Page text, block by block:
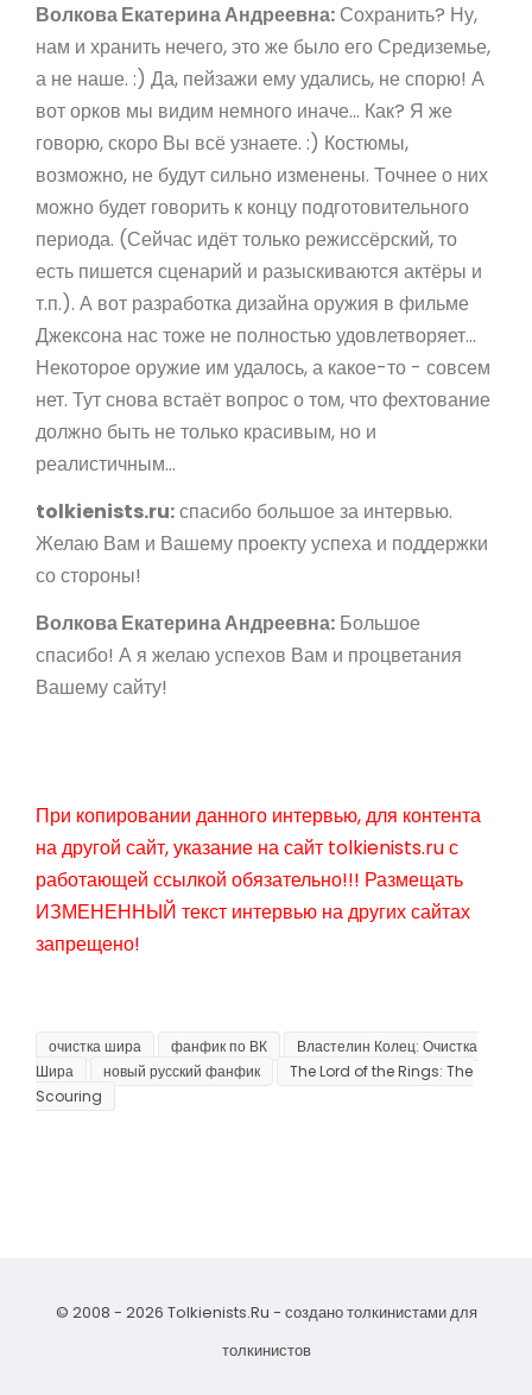
Волкова Екатерина Андреевна: Сохранить? Ну,
нам и хранить нечего, это же было его Средиземье,
а не наше. :) Да, пейзажи ему удались, не спорю! А
вот орков мы видим немного иначе... Как? Я же
говорю, скоро Вы всё узнаете. :) Костюмы,
возможно, не будут сильно изменены. Точнее о них
можно будет говорить к концу подготовительного
периода. (Сейчас идёт только режиссёрский, то
есть пишется сценарий и разыскиваются актёры и
т.п.). А вот разработка дизайна оружия в фильме
Джексона нас тоже не полностью удовлетворяет...
Некоторое оружие им удалось, а какое-то - совсем
нет. Тут снова встаёт вопрос о том, что фехтование
должно быть не только красивым, но и
реалистичным...
tolkienists.ru:спасибо большое за интервью.
Желаю Вам и Вашему проекту успеха и поддержки
со стороны!
Волкова Екатерина Андреевна: Большое
спасибо! А я желаю успехов Вам и процветания
Вашему сайту!
При копировании данного интервью, для контента
на другой сайт, указание на сайт tolkienists.ru с
работающей ссылкой обязательно!!! Размещать
ИЗМЕНЕННЫЙ текст интервью на других сайтах
запрещено!
очистка шира фанфик по ВК
Властелин Колец: Очистка
Шира
новый русский фанфик
The Lord of the Rings: The
Scouring
© 2008 - 2026 Tolkienists.Ru - создано толкинистами для
толкинистов